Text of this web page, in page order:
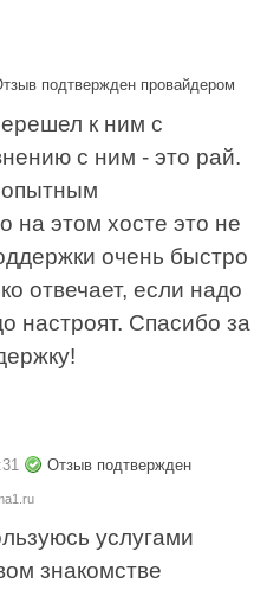
подтвержден провайдером
к ним с
с ним - это рай.
на этом хосте это не
очень быстро
отвечает, если надо
настроят. Спасибо за
Отзыв подтвержден
услугами
знакомстве